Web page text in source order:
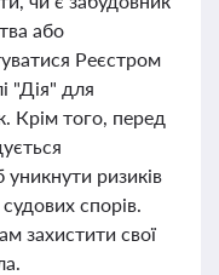
або
Реєстром
"Дія" для
Крім того, перед
ризиків
спорів.
захистити свої